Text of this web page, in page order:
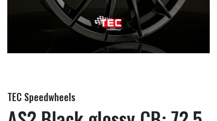
TEC Speedwheels